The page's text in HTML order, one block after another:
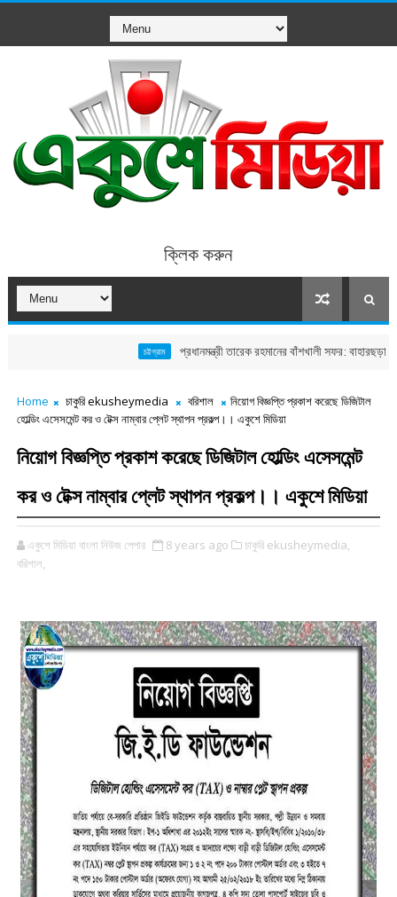
ক্লিক করুন
প্রধানমন্ত্রী তারেক রহমানের বাঁশখালী সফর: বাহারছড়া
Home চাকুরি ekusheymedia বরিশাল
নিয়োগ বিজ্ঞপ্তি প্রকাশ করেছে ডিজিটাল
হোল্ডিং এসেসমেন্ট কর ও টেক্স নাম্বার প্লেট স্থাপন প্রকল্প।। একুশে মিডিয়া
নিয়োগ বিজ্ঞপ্তি প্রকাশ করেছে ডিজিটাল হোল্ডিং এসেসমেন্ট
কর ও টেক্স নাম্বার প্লেট স্থাপন প্রকল্প।। একুশে মিডিয়া
একুশে মিডিয়া বাংলা নিউজ পেপার 8 years ago
চাকুরি ekusheymedia,
বরিশাল,